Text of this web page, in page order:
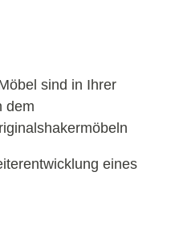
sind in Ihrer
dem
eines